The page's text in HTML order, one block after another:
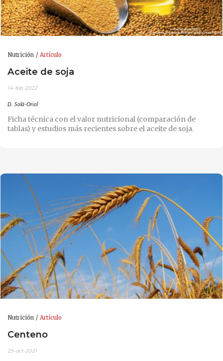
Nutrición Artículo
Aceite de soja
14-feb-2022
D. Solà-Oriol
Ficha técnica con el valor nutricional (comparación de
tablas) y estudios más recientes sobre el aceite de soja.
Nutrición Artículo
Centeno
25-oct-2021